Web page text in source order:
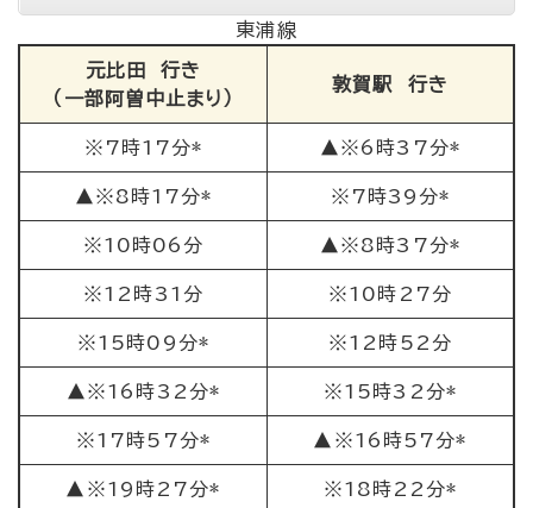
東浦線
元比田 行き
（一部阿曽中止まり）
敦賀駅 行き
※7時17分* ▲※6時37分*
▲※8時17分* ※7時39分*
※10時06分 ▲※8時37分*
※12時31分 ※10時27分
※15時09分* ※12時52分
▲※16時32分* ※15時32分*
※17時57分* ▲※16時57分*
▲※19時27分* ※18時22分*